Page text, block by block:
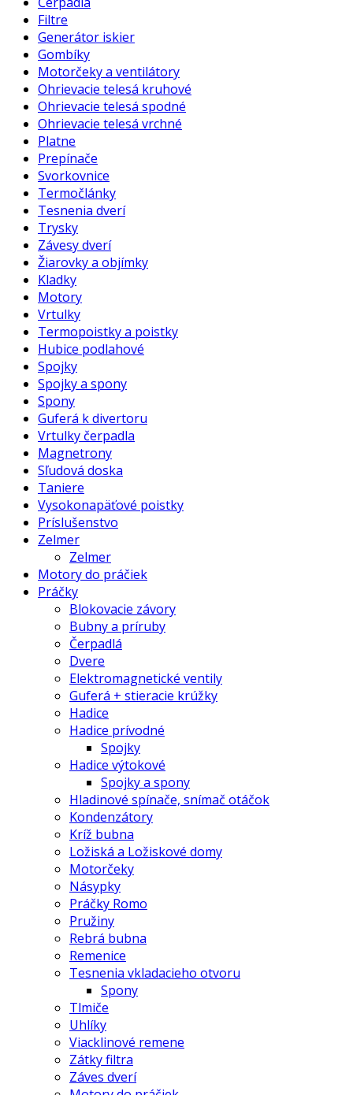
Filtre
Generátor iskier
Gombíky
Motorčeky a ventilátory
Ohrievacie telesá kruhové
Ohrievacie telesá spodné
Ohrievacie telesá vrchné
Platne
Prepínače
Svorkovnice
Termočlánky
Tesnenia dverí
Trysky
Závesy dverí
Žiarovky a objímky
Kladky
Motory
Vrtulky
Termopoistky a poistky
Hubice podlahové
Spojky
Spojky a spony
Spony
Guferá k divertoru
Vrtulky čerpadla
Magnetrony
Sľudová doska
Taniere
Vysokonapäťové poistky
Príslušenstvo
Zelmer
Zelmer
Motory do práčiek
Práčky
Blokovacie závory
Bubny a príruby
Čerpadlá
Dvere
Elektromagnetické ventily
Guferá + stieracie krúžky
Hadice
Hadice prívodné
Spojky
Hadice výtokové
Spojky a spony
Hladinové spínače, snímač otáčok
Kondenzátory
Kríž bubna
Ložiská a Ložiskové domy
Motorčeky
Násypky
Práčky Romo
Pružiny
Rebrá bubna
Remenice
Tesnenia vkladacieho otvoru
Spony
Tlmiče
Uhlíky
Viacklinové remene
Zátky filtra
Záves dverí